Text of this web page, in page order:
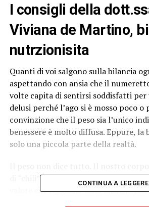
I consigli della
Viviana de Martino,
nutrzionisita
Quanti di voi salgono sulla bilancia
aspettando con ansia che il
volte capita di sentirsi soddisfatti per
delusi perché l’ago si è mosso poco o
convinzione che il peso sia l’unico
benessere è molto diffusa. Eppure, la
solo una piccola parte della realtà.
di “chili”, ma di massa magra, massa
valore che leggiamo sulla bilancia può
CONTINUA A LEGGERE